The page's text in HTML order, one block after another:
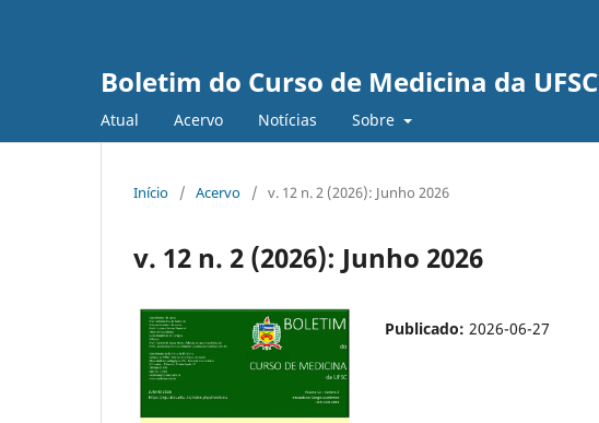
Boletim do Curso de Medicina da UFSC
Atual Acervo Notícias Sobre
Início / Acervo / v. 12 n. 2 (2026): Junho 2026
v. 12 n. 2 (2026): Junho 2026
Publicado: 2026-06-27